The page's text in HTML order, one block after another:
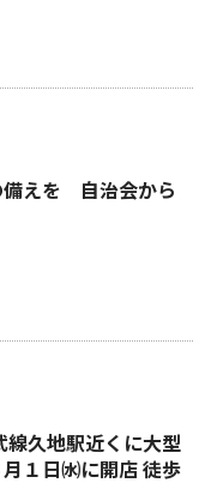
備えを 自治会から
線久地駅近くに大型
１日㈬に開店 徒歩